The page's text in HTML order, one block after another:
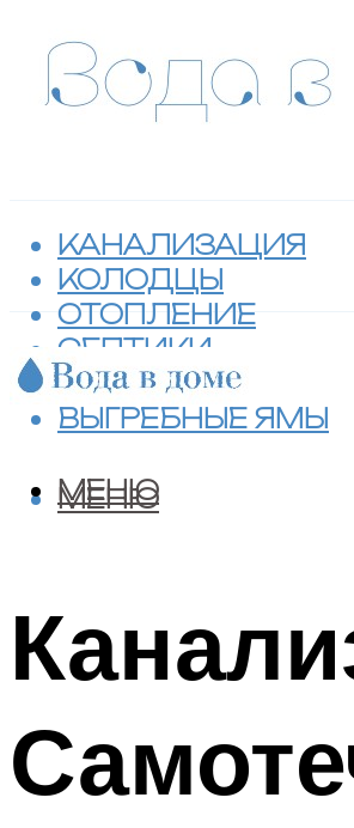
КАНАЛИЗАЦИЯ
КОЛОДЦЫ
ОТОПЛЕНИЕ
СЕПТИКИ
ТУАЛЕТЫ
ВЫГРЕБНЫЕ ЯМЫ
МЕНЮ
МЕНЮ